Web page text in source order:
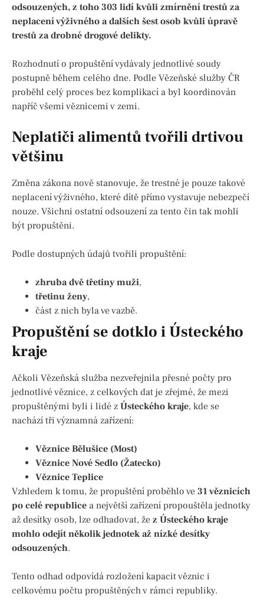
odsouzených, z toho 303 lidí kvůli zmírnění trestů za
neplacení výživného a dalších šest osob kvůli úpravě
trestů za drobné drogové delikty.
Rozhodnutí o propuštění vydávaly jednotlivé soudy
postupně během celého dne. Podle Vězeňské služby ČR
proběhl celý proces bez komplikací a byl koordinován
napříč všemi věznicemi v zemi.
Neplatiči alimentů tvořili drtivou
většinu
Změna zákona nově stanovuje, že trestné je pouze takové
neplacení výživného, které dítě přímo vystavuje nebezpečí
nouze. Všichni ostatní odsouzení za tento čin tak mohli
být propuštěni.
Podle dostupných údajů tvořili propuštění:
zhruba dvě třetiny muži,
třetinu ženy,
část z nich byla ve vazbě.
Propuštění se dotklo i Ústeckého
kraje
Ačkoli Vězeňská služba nezveřejnila přesné počty pro
jednotlivé věznice, z celkových dat je zřejmé, že mezi
propuštěnými byli i lidé z Ústeckého kraje, kde se
nachází tři významná zařízení:
Věznice Bělušice (Most)
Věznice Nové Sedlo (Žatecko)
Věznice Teplice
Vzhledem k tomu, že propuštění proběhlo ve 31 věznicích
po celé republice a největší zařízení propouštěla jednotky
až desítky osob, lze odhadovat, že z Ústeckého kraje
mohlo odejít několik jednotek až nízké desítky
odsouzených.
Tento odhad odpovídá rozložení kapacit věznic i
celkovému počtu propuštěných v rámci republiky.